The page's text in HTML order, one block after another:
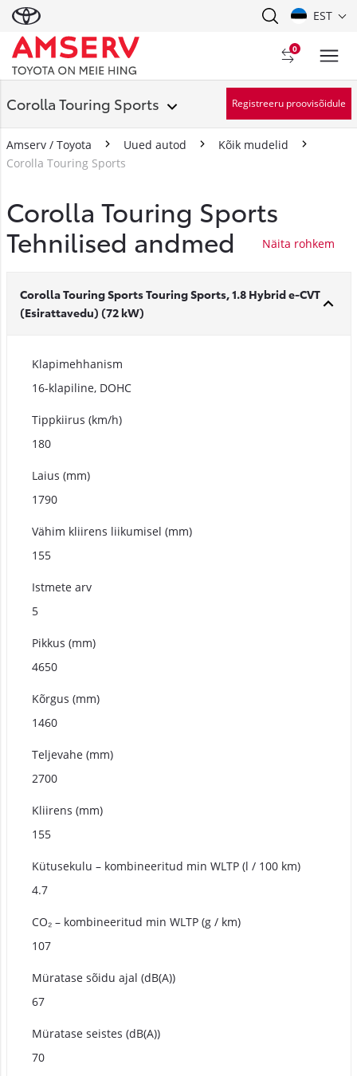
EST
0
Corolla Touring Sports Registreeru proovisõidule
Amserv / Toyota Uued autod
Kõik mudelid
Corolla Touring Sports
Corolla Touring Sports
Tehnilised andmed
Corolla Touring Sports Touring Sports, 1.8 Hybrid e-CVT
(Esirattavedu) (72 kW)
Klapimehhanism
16-klapiline, DOHC
Tippkiirus (km/h)
180
Laius (mm)
1790
Vähim kliirens liikumisel (mm)
155
Istmete arv
5
Pikkus (mm)
4650
Kõrgus (mm)
1460
Teljevahe (mm)
2700
Kliirens (mm)
155
Kütusekulu – kombineeritud min WLTP (l / 100 km)
4.7
CO₂ – kombineeritud min WLTP (g / km)
107
Müratase sõidu ajal (dB(A))
67
Müratase seistes (dB(A))
70